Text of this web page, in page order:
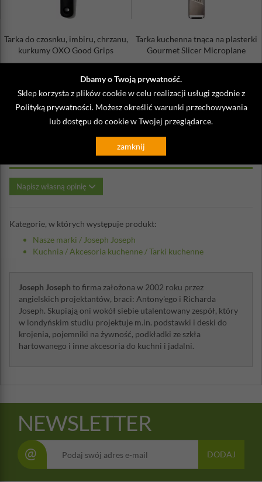
Dbamy o Twoją prywatność.
Sklep korzysta z plików cookie w celu realizacji usługi zgodnie z
Polityką prywatności . Możesz określić warunki przechowywania
lub dostępu do cookie w Twojej przeglądarce.
zamknij
Tarka do czosnku, imbiru, chrzanu,
kurkumy OXO Good Grips
62,00 zł
Tarka kuchenna tnąca na plasterki
Gourmet Slicer Microplane
139,95 zł
Opinie o Tarka kuchenna obrotowa
Twist Joseph Joseph zielona
Napisz własną opinię
Kategorie, w których występuje produkt:
Nasze marki / Joseph Joseph
Kuchnia /Akcesoria kuchenne /Tarki kuchenne
Joseph Joseph to firma założona w 2002 roku przez
angielskich projektantów, braci: Antony'ego i Richarda
Joseph. Skupiają oni wokół siebie utalentowany zespół, który
w londyńskim studiu projektuje m.in. podstawki i deski do
krojenia, pojemniki na żywność, podkładki ze szkła
hartowanego i inne akcesoria do kuchni i jadalni.
NEWSLETTER
@ DODAJ